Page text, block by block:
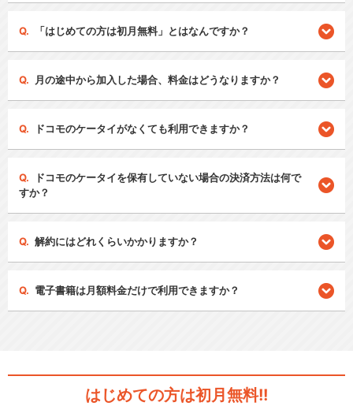
「はじめての方は初月無料」とはなんですか？
月の途中から加入した場合、料金はどうなりますか？
ドコモのケータイがなくても利用できますか？
ドコモのケータイを保有していない場合の決済方法は何で
すか？
解約にはどれくらいかかりますか？
電子書籍は月額料金だけで利用できますか？
はじめての方は初月無料!!